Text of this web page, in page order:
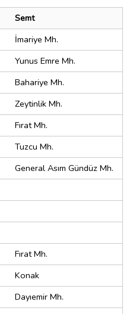
Semt
İmariye Mh.
Yunus Emre Mh.
Bahariye Mh.
Zeytinlik Mh.
Fırat Mh.
Tuzcu Mh.
General Asım Gündüz Mh.
Fırat Mh.
Konak
Dayıemir Mh.